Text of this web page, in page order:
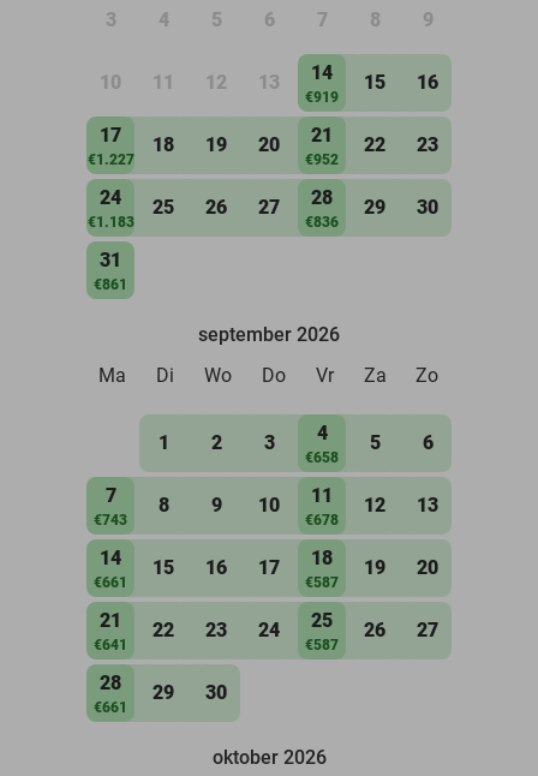
3 4 5 6 7 8 9
10 11 12 13 14
€919
15 16
17
€1.227
18 19 20 21
€952
22 23
24
€1.183
25 26 27 28
€836
29 30
31
€861
september 2026
Ma
Di Wo Do Vr Za Zo
1 2 3 4
€658
5 6
7
€743
8 9 10 11
€678
12 13
14
€661
15 16 17 18
€587
19 20
21
€641
22 23 24 25
€587
26 27
28
€661
29 30
oktober 2026